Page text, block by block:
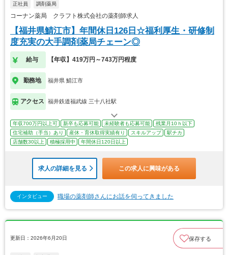
正社員 調剤薬局
コーナン薬局 クラフト株式会社の薬剤師求人
【福井県鯖江市】年間休日126日☆福利厚生・研修制
度充実の大手調剤薬局チェーン◎
給与 【年収】419万円～743万円程度
勤務地 福井県 鯖江市
アクセス 福井鉄道福武線 三十八社駅
年収700万円以上可 新卒も応募可能 未経験者も応募可能
残業月10ｈ以下
住宅補助（手当）あり
産休・育休取得実績有り スキルアップ
駅チカ
店舗数30以上
積極採用中 年間休日120日以上
求人の詳細を見る この求人に興味がある
インタビュー 職場の薬剤師さんにお話を伺ってきました
更新日：2026年6月20日 保存する